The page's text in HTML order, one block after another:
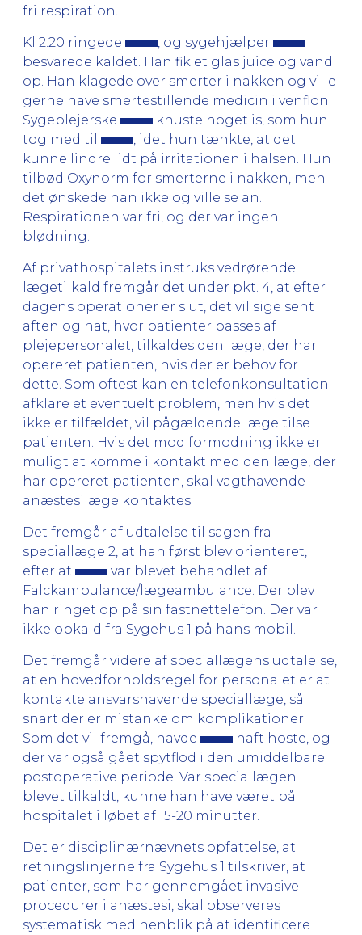
fri respiration.
Kl 2.20 ringede
, og sygehjælper
besvarede kaldet. Han fik et glas juice og vand
op. Han klagede over smerter i nakken og ville
gerne have smertestillende medicin i venflon.
Sygeplejerske
knuste noget is, som hun
tog med til
, idet hun tænkte, at det
kunne lindre lidt på irritationen i halsen. Hun
tilbød Oxynorm for smerterne i nakken, men
det ønskede han ikke og ville se an.
Respirationen var fri, og der var ingen
blødning.
Af privathospitalets instruks vedrørende
lægetilkald fremgår det under pkt. 4, at efter
dagens operationer er slut, det vil sige sent
aften og nat, hvor patienter passes af
plejepersonalet, tilkaldes den læge, der har
opereret patienten, hvis der er behov for
dette. Som oftest kan en telefonkonsultation
afklare et eventuelt problem, men hvis det
ikke er tilfældet, vil pågældende læge tilse
patienten. Hvis det mod formodning ikke er
muligt at komme i kontakt med den læge, der
har opereret patienten, skal vagthavende
anæstesilæge kontaktes.
Det fremgår af udtalelse til sagen fra
speciallæge 2, at han først blev orienteret,
efter at
var blevet behandlet af
Falckambulance/lægeambulance. Der blev
han ringet op på sin fastnettelefon. Der var
ikke opkald fra Sygehus 1 på hans mobil.
Det fremgår videre af speciallægens udtalelse,
at en hovedforholdsregel for personalet er at
kontakte ansvarshavende speciallæge, så
snart der er mistanke om komplikationer.
Som det vil fremgå, havde
haft hoste, og
der var også gået spytflod i den umiddelbare
postoperative periode. Var speciallægen
blevet tilkaldt, kunne han have været på
hospitalet i løbet af 15-20 minutter.
Det er disciplinærnævnets opfattelse, at
retningslinjerne fra Sygehus 1 tilskriver, at
patienter, som har gennemgået invasive
procedurer i anæstesi, skal observeres
systematisk med henblik på at identificere